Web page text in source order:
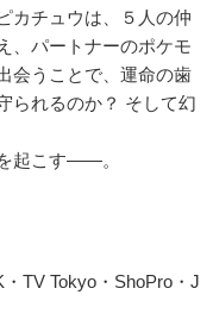
カチュウは、５人の仲
、パートナーのポケモ
会うことで、運命の歯
れるのか？ そして幻
起こす――。
TV Tokyo・ShoPro・J